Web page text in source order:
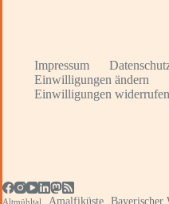
Impressum
Einwilligungen ändern
Einwilligungen widerrufen
Amalfiküste Bayerischer